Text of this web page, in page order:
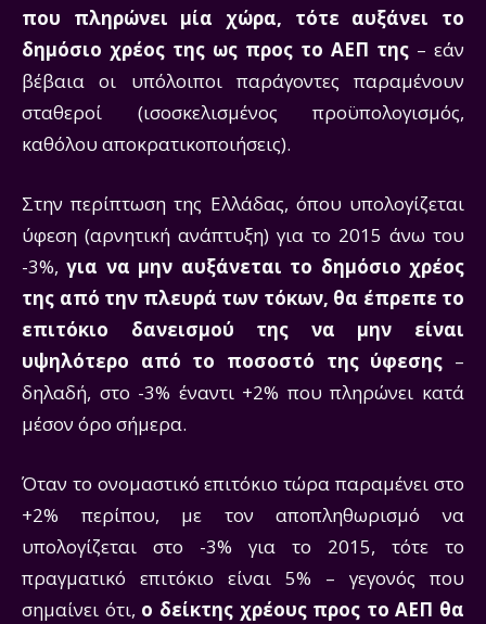
που πληρώνει μία χώρα, τότε αυξάνει το
δημόσιο χρέος της ως προς το ΑΕΠ της – εάν
βέβαια οι υπόλοιποι παράγοντες παραμένουν
σταθεροί (ισοσκελισμένος προϋπολογισμός,
καθόλου αποκρατικοποιήσεις).
Στην περίπτωση της Ελλάδας, όπου υπολογίζεται
ύφεση (αρνητική ανάπτυξη) για το 2015 άνω του
-3%,για να μην αυξάνεται το δημόσιο χρέος
της από την πλευρά των τόκων, θα έπρεπε το
επιτόκιο δανεισμού της να μην είναι
υψηλότερο από το ποσοστό της ύφεσης –
δηλαδή, στο -3% έναντι +2% που πληρώνει κατά
μέσον όρο σήμερα.
Όταν το ονομαστικό επιτόκιο τώρα παραμένει στο
+2% περίπου, με τον αποπληθωρισμό να
υπολογίζεται στο -3% για το 2015, τότε το
πραγματικό επιτόκιο είναι 5% – γεγονός που
σημαίνει ότι, ο δείκτης χρέους προς το ΑΕΠ θα